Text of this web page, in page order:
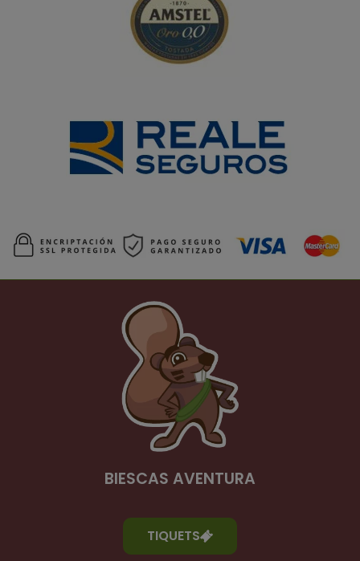
BIESCAS AVENTURA
TIQUETS